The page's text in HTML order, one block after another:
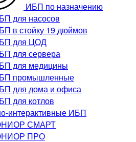
ИБП по назначению
для насосов
в стойку 19 дюймов
для ЦОД
для сервера
для медицины
промышленные
для дома и офиса
для котлов
интерактивные ИБП
СМАРТ
ПРО